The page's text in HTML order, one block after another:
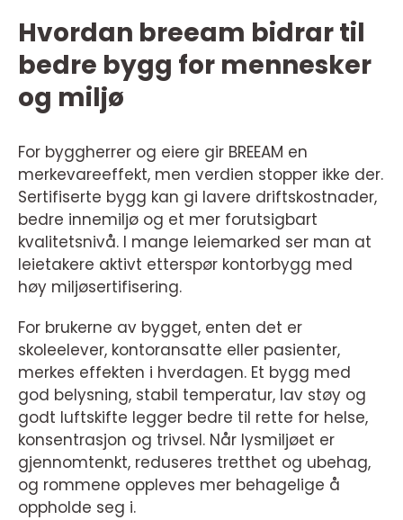
Hvordan breeam bidrar til
bedre bygg for mennesker
og miljø
For byggherrer og eiere gir BREEAM en
merkevareeffekt, men verdien stopper ikke der.
Sertifiserte bygg kan gi lavere driftskostnader,
bedre innemiljø og et mer forutsigbart
kvalitetsnivå. I mange leiemarked ser man at
leietakere aktivt etterspør kontorbygg med
høy miljøsertifisering.
For brukerne av bygget, enten det er
skoleelever, kontoransatte eller pasienter,
merkes effekten i hverdagen. Et bygg med
god belysning, stabil temperatur, lav støy og
godt luftskifte legger bedre til rette for helse,
konsentrasjon og trivsel. Når lysmiljøet er
gjennomtenkt, reduseres tretthet og ubehag,
og rommene oppleves mer behagelige å
oppholde seg i.